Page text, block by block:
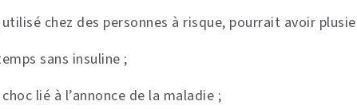
chez des personnes à risque, pourrait avoir
sans insuline ;
lié à l’annonce de la maladie ;